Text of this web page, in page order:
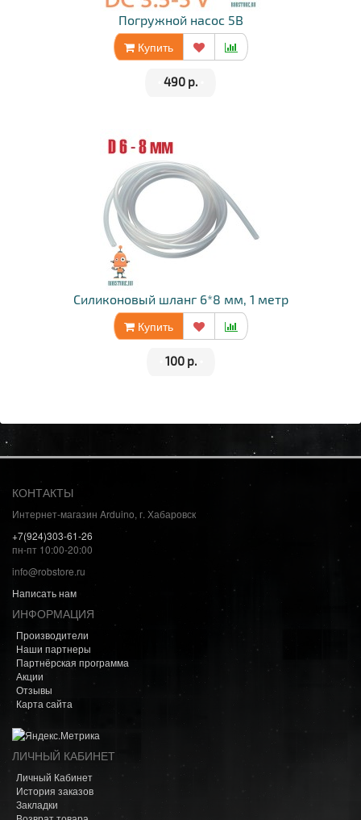
Погружной насос 5В
Купить
490 р.
Силиконовый шланг 6*8 мм, 1 метр
Купить
100 р.
КОНТАКТЫ
Интернет-магазин Arduino, г. Хабаровск
+7(924)303-61-26
пн-пт 10:00-20:00
info@robstore.ru
Написать нам
ИНФОРМАЦИЯ
Производители
Наши партнеры
Партнёрская программа
Акции
Отзывы
Карта сайта
ЛИЧНЫЙ КАБИНЕТ
Личный Кабинет
История заказов
Закладки